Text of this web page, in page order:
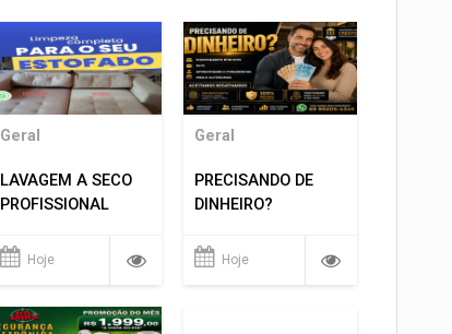
Geral
LAVAGEM A SECO
PROFISSIONAL
Hoje
Geral
PRECISANDO DE
DINHEIRO?
Hoje